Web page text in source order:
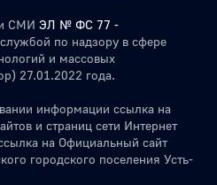
СМИ ЭЛ № ФС 77 -
по надзору в сфере
и массовых
27.01.2022 года.
информации ссылка на
и страниц сети Интернет
на Официальный сайт
городского поселения Усть-